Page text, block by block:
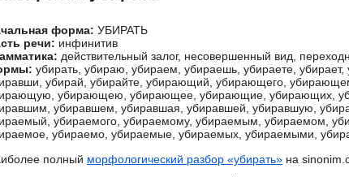
форма: УБИРАТЬ
речи: инфинитив
действительный залог, несовершенный вид,
убирать, убираю, убираем, убираешь, убираете,
убирай, убирайте, убирающий, убирающего,
убирающею, убирающее, убирающие, убирающих,
убиравшем, убиравшая, убиравшей, убиравшую,
убираемого, убираемому, убираемым, убираемом,
убираемо, убираемые, убираемых, убираемыми,
полный морфологический разбор «убирать» на